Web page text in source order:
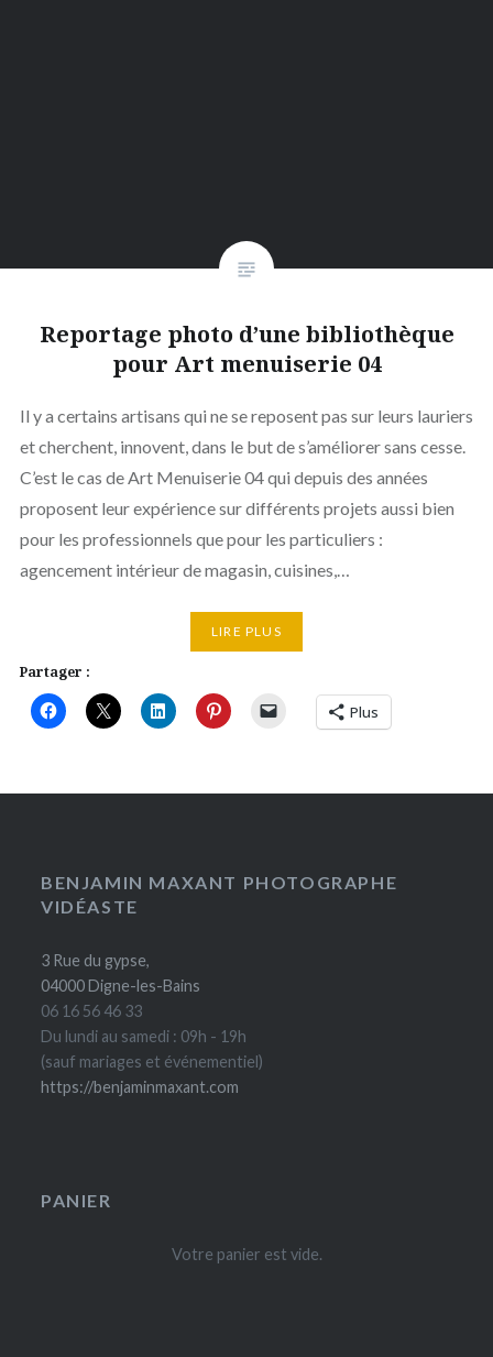
Reportage photo d’une bibliothèque
pour Art menuiserie 04
Il y a certains artisans qui ne se reposent pas sur leurs lauriers
et cherchent, innovent, dans le but de s’améliorer sans cesse.
C’est le cas de Art Menuiserie 04 qui depuis des années
proposent leur expérience sur différents projets aussi bien
pour les professionnels que pour les particuliers :
agencement intérieur de magasin, cuisines,…
LIRE PLUS
Partager :
Plus
BENJAMIN MAXANT PHOTOGRAPHE
VIDÉASTE
3 Rue du gypse,
04000 Digne-les-Bains
06 16 56 46 33
Du lundi au samedi : 09h - 19h
(sauf mariages et événementiel)
https://benjaminmaxant.com
PANIER
Votre panier est vide.